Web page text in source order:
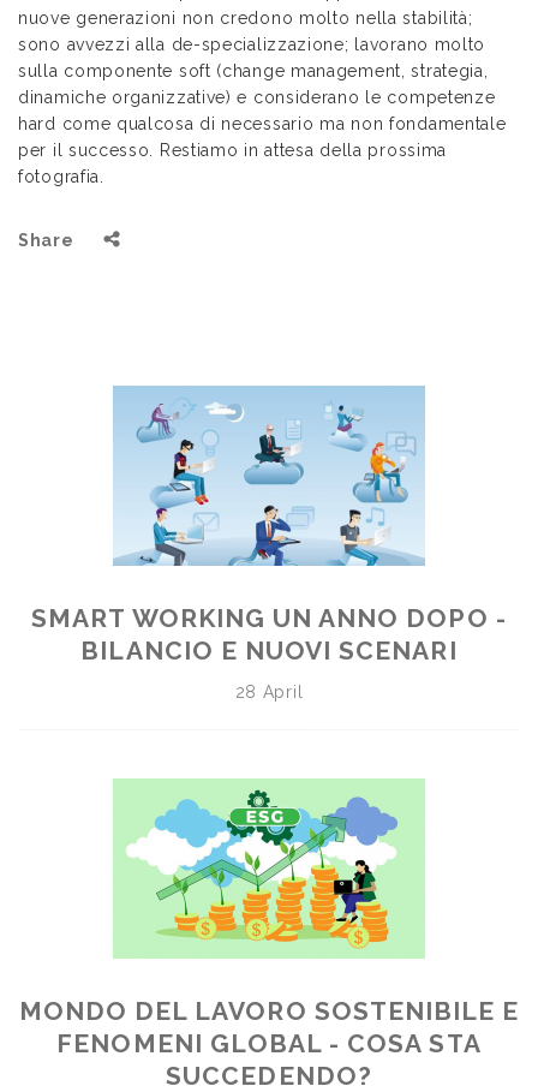
nuove generazioni non credono molto nella stabilità;
sono avvezzi alla de-specializzazione; lavorano molto
sulla componente soft (change management, strategia,
dinamiche organizzative) e considerano le competenze
hard come qualcosa di necessario ma non fondamentale
per il successo. Restiamo in attesa della prossima
fotografia.
Share
SMART WORKING UN ANNO DOPO -
BILANCIO E NUOVI SCENARI
28 April
MONDO DEL LAVORO SOSTENIBILE E
FENOMENI GLOBAL - COSA STA
SUCCEDENDO?